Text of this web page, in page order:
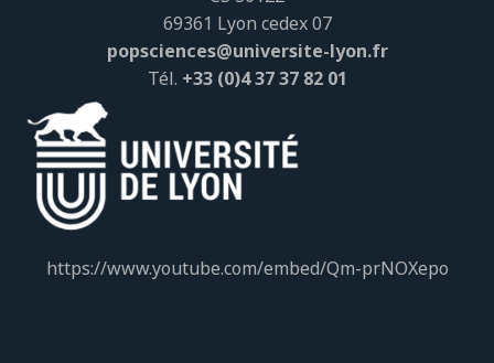
69361 Lyon cedex 07
popsciences@universite-lyon.fr
Tél. +33 (0)4 37 37 82 01
https://www.youtube.com/embed/Qm-prNOXepo